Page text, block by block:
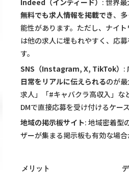
Indeed（インディード） : 世界最
無料でも求人情報を掲載でき、
能性があります。ただし、ナイ
は他の求人に埋もれやすく、応
す。
SNS（Instagram, X, TikTok） :
日常をリアルに伝えられるのが
求人」「#キャバクラ高収入」な
DMで直接応募を受け付けるケー
地域の掲示板サイト: 地域密着型
ザーが集まる掲示板も有効な場合
メリット